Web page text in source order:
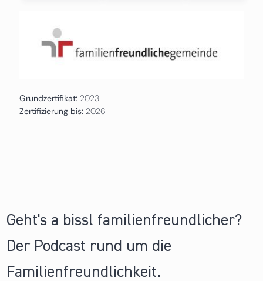
Grundzertifikat: 2023
Zertifizierung bis: 2026
Geht's a bissl familienfreundlicher?
Der Podcast rund um die
Familienfreundlichkeit.